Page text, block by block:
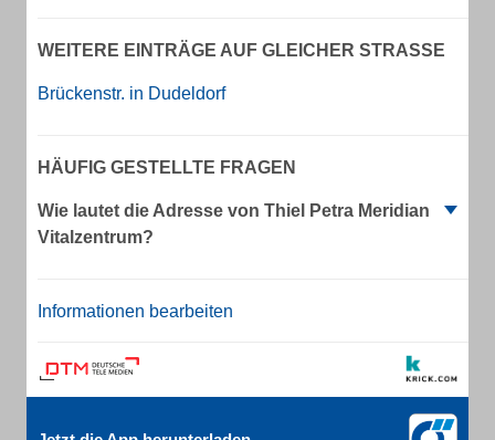
WEITERE EINTRÄGE AUF GLEICHER STRASSE
Brückenstr. in Dudeldorf
HÄUFIG GESTELLTE FRAGEN
Wie lautet die Adresse von Thiel Petra Meridian
Vitalzentrum?
Informationen bearbeiten